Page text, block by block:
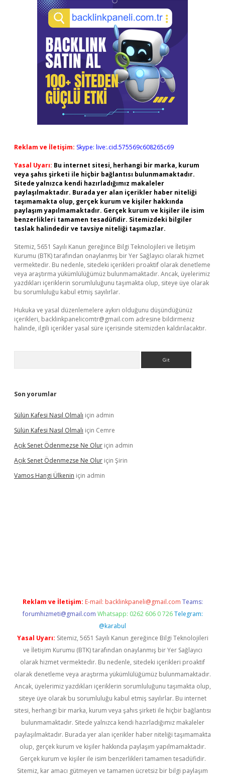
Reklam ve İletişim: Skype: live:.cid.575569c608265c69
Yasal Uyarı: Bu internet sitesi, herhangi bir marka, kurum
veya şahıs şirketi ile hiçbir bağlantısı bulunmamaktadır.
Sitede yalnızca kendi hazırladığımız makaleler
paylaşılmaktadır. Burada yer alan içerikler haber niteliği
taşımamakta olup, gerçek kurum ve kişiler hakkında
paylaşım yapılmamaktadır. Gerçek kurum ve kişiler ile isim
benzerlikleri tamamen tesadüfidir. Sitemizdeki bilgiler
taslak halindedir ve tavsiye niteliği taşımazlar.
Sitemiz, 5651 Sayılı Kanun gereğince Bilgi Teknolojileri ve İletişim
Kurumu (BTK) tarafından onaylanmış bir Yer Sağlayıcı olarak hizmet
vermektedir. Bu nedenle, sitedeki içerikleri proaktif olarak denetleme
veya araştırma yükümlülüğümüz bulunmamaktadır. Ancak, üyelerimiz
yazdıkları içeriklerin sorumluluğunu taşımakta olup, siteye üye olarak
bu sorumluluğu kabul etmiş sayılırlar.
Hukuka ve yasal düzenlemelere aykırı olduğunu düşündüğünüz
içerikleri, backlinkpanelicomtr@gmail.com adresine bildirmeniz
halinde, ilgili içerikler yasal süre içerisinde sitemizden kaldırılacaktır.
Son yorumlar
Sülün Kafesi Nasıl Olmalı için admin
Sülün Kafesi Nasıl Olmalı için Cemre
Açık Senet Ödenmezse Ne Olur için admin
Açık Senet Ödenmezse Ne Olur için Şirin
Vamos Hangi Ülkenin için admin
Reklam ve İletişim: E-mail: backlinkpaneli@gmail.com Teams:
forumhizmeti@gmail.com Whatsapp: 0262 606 0 726 Telegram:
@karabul
Yasal Uyarı: Sitemiz, 5651 Sayılı Kanun gereğince Bilgi Teknolojileri
ve İletişim Kurumu (BTK) tarafından onaylanmış bir Yer Sağlayıcı
olarak hizmet vermektedir. Bu nedenle, sitedeki içerikleri proaktif
olarak denetleme veya araştırma yükümlülüğümüz bulunmamaktadır.
Ancak, üyelerimiz yazdıkları içeriklerin sorumluluğunu taşımakta olup,
siteye üye olarak bu sorumluluğu kabul etmiş sayılırlar. Bu internet
sitesi, herhangi bir marka, kurum veya şahıs şirketi ile hiçbir bağlantısı
bulunmamaktadır. Sitede yalnızca kendi hazırladığımız makaleler
paylaşılmaktadır. Burada yer alan içerikler haber niteliği taşımamakta
olup, gerçek kurum ve kişiler hakkında paylaşım yapılmamaktadır.
Gerçek kurum ve kişiler ile isim benzerlikleri tamamen tesadüfidir.
Sitemiz, kar amacı gütmeyen ve tamamen ücretsiz bir bilgi paylaşım